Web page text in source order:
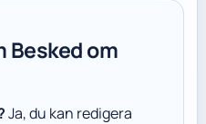
Besked om
Ja, du kan redigera